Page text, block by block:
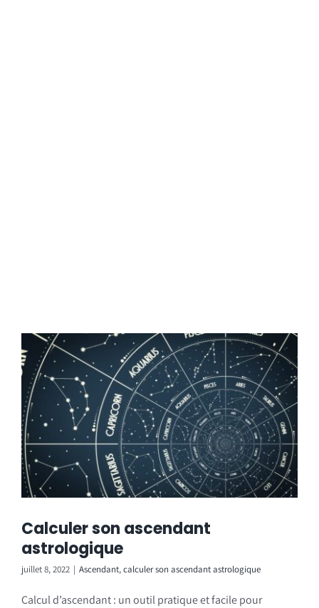
Calculer son ascendant
astrologique
juillet 8, 2022 | Ascendant,calculer son ascendant astrologique
Calcul d’ascendant : un outil pratique et facile pour